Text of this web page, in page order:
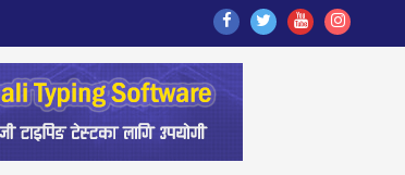
Find
Us
On
Facebook
Find
Us
Find
Us
Follow
Us